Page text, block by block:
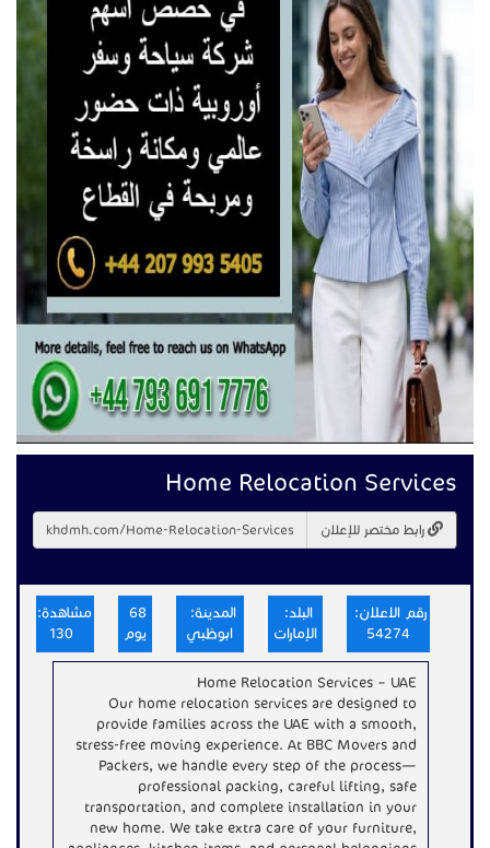
Home Relocation Services
رابط مختصر للإعلان
رقم الاعلان:
54274
البلد:
الإمارات
المدينة:
ابوظبي
68
يوم
مشاهدة:
Home Relocation Services – UAE
Our home relocation services are designed to
provide families across the UAE with a smooth,
stress-free moving experience. At BBC Movers and
Packers, we handle every step of the process—
professional packing, careful lifting, safe
transportation, and complete installation in your
new home. We take extra care of your furniture,